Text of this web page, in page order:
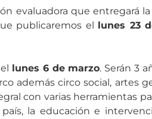
evaluadora que entregará
publicaremos el lunes 23
lunes 6 de marzo. Serán 3
además circo social, artes
con varias herramientas
la educación e